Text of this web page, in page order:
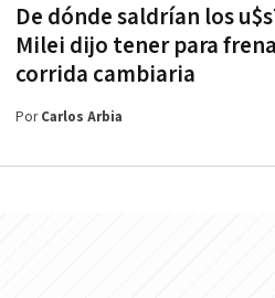
De dónde saldrían los
Milei dijo tener para
corrida cambiaria
PorCarlos Arbia